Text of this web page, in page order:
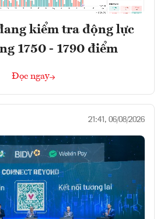
kiểm tra động lực
1750 - 1790 điểm
Đọc ngay
21:41, 06/08/2026